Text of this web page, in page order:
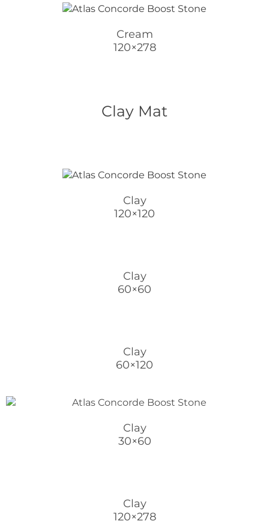
Cream
120×278
Clay Mat
Clay
120×120
Clay
60×60
Clay
60×120
Clay
30×60
Clay
120×278